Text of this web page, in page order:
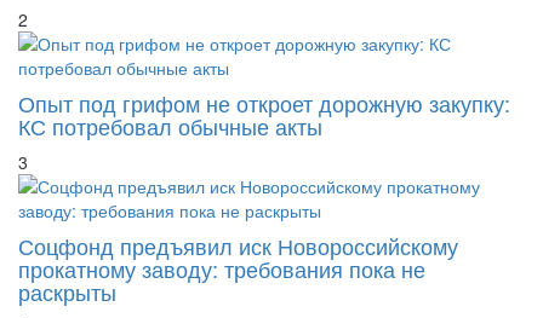
Опыт под грифом не откроет дорожную закупку:
КС потребовал обычные акты
3
Соцфонд предъявил иск Новороссийскому
прокатному заводу: требования пока не
раскрыты
4